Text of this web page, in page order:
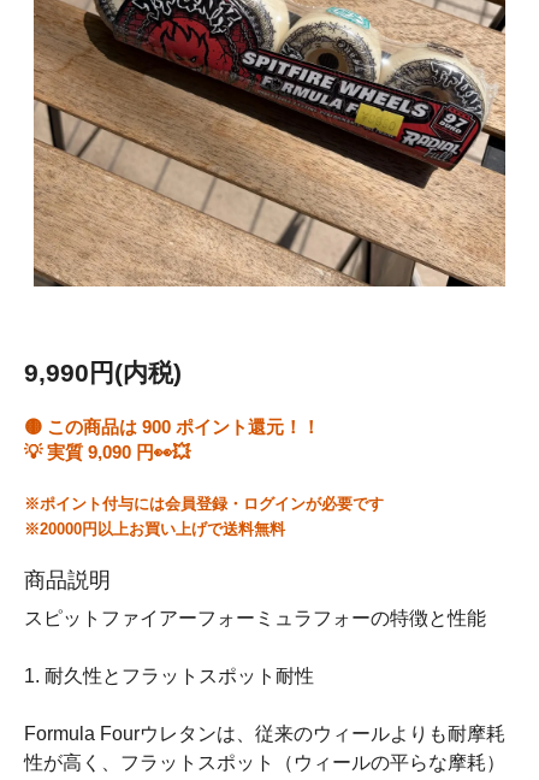
9,990円(内税)
🟡 この商品は 900 ポイント還元！！
💡 実質 9,090 円👀💥
※ポイント付与には会員登録・ログインが必要です
※20000円以上お買い上げで送料無料
商品説明
スピットファイアーフォーミュラフォーの特徴と性能
1. 耐久性とフラットスポット耐性
Formula Fourウレタンは、従来のウィールよりも耐摩耗
性が高く、フラットスポット（ウィールの平らな摩耗）